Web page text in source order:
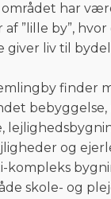
har
”lille by”,
giver liv til
finder
bebyggelse,
og
kompleks
skole- og